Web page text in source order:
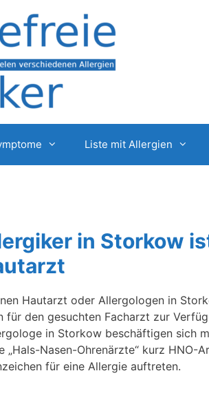
Liste mit Allergien
in Storkow
Hautarzt oder Allergologen in
für den gesuchten Facharzt zur
in Storkow beschäftigen sich
Nasen-Ohrenärzte“ kurz HNO-
für eine Allergie auftreten.